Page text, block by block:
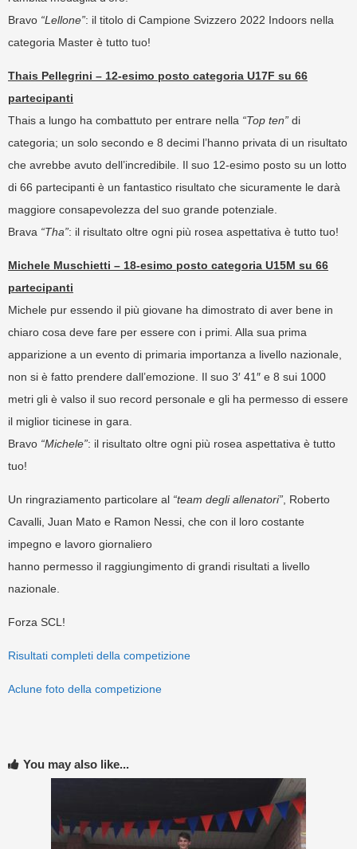
Bravo “Lellone”: il titolo di Campione Svizzero 2022 Indoors nella
categoria Master è tutto tuo!
Thais Pellegrini – 12-esimo posto categoria U17F su 66
partecipanti
Thais a lungo ha combattuto per entrare nella “Top ten” di
categoria; un solo secondo e 8 decimi l’hanno privata di un risultato
che avrebbe avuto dell’incredibile. Il suo 12-esimo posto su un lotto
di 66 partecipanti è un fantastico risultato che sicuramente le darà
maggiore consapevolezza del suo grande potenziale.
Brava “Tha”: il risultato oltre ogni più rosea aspettativa è tutto tuo!
Michele Muschietti – 18-esimo posto categoria U15M su 66
partecipanti
Michele pur essendo il più giovane ha dimostrato di aver bene in
chiaro cosa deve fare per essere con i primi. Alla sua prima
apparizione a un evento di primaria importanza a livello nazionale,
non si è fatto prendere dall’emozione. Il suo 3′ 41″ e 8 sui 1000
metri gli è valso il suo record personale e gli ha permesso di essere
il miglior ticinese in gara.
Bravo “Michele”: il risultato oltre ogni più rosea aspettativa è tutto
tuo!
Un ringraziamento particolare al “team degli allenatori” , Roberto
Cavalli, Juan Mato e Ramon Nessi, che con il loro costante
impegno e lavoro giornaliero
hanno permesso il raggiungimento di grandi risultati a livello
nazionale.
Forza SCL!
Risultati completi della competizione
Aclune foto della competizione
You may also like...